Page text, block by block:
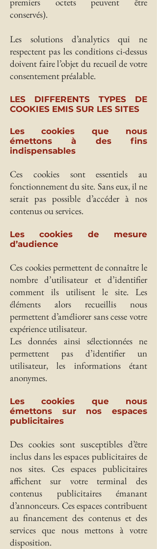
conservés).
Les solutions d’analytics qui ne
respectent pas les conditions ci-dessus
doivent faire l’objet du recueil de votre
consentement préalable.
LES DIFFERENTS TYPES DE
COOKIES EMIS SUR LES SITES
Les cookies que nous
émettons à des fins
indispensables
Ces cookies sont essentiels au
fonctionnement du site. Sans eux, il ne
serait pas possible d’accéder à nos
contenus ou services.
Les cookies de mesure
d’audience
Ces cookies permettent de connaître le
nombre d’utilisateur et d’identifier
comment ils utilisent le site. Les
éléments alors recueillis nous
permettent d’améliorer sans cesse votre
expérience utilisateur.
Les données ainsi sélectionnées ne
permettent pas d’identifier un
utilisateur, les informations étant
anonymes.
Les cookies que nous
émettons sur nos espaces
publicitaires
Des cookies sont susceptibles d’être
inclus dans les espaces publicitaires de
nos sites. Ces espaces publicitaires
affichent sur votre terminal des
contenus publicitaires émanant
d’annonceurs. Ces espaces contribuent
au financement des contenus et des
services que nous mettons à votre
disposition.